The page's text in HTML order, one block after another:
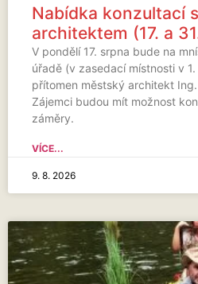
Nabídka konzultací
architektem (17. a
V pondělí 17. srpna bude na
úřadě (v zasedací místnosti v
přítomen městský architekt
Zájemci budou mít možnost
záměry.
VÍCE...
9. 8. 2026